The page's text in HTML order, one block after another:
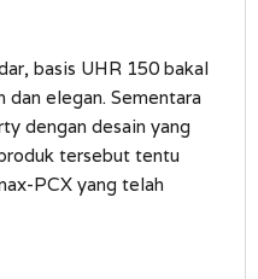
basis UHR 150 bakal
dan elegan. Sementara
dengan desain yang
tersebut tentu
PCX yang telah